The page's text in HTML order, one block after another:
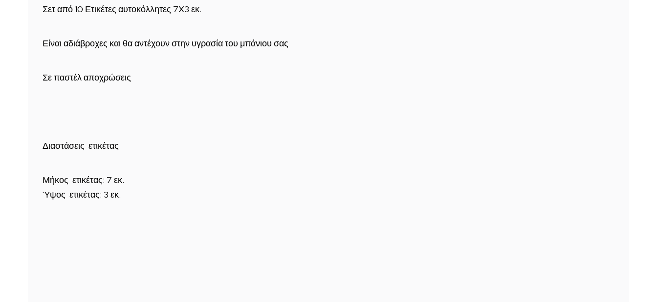
Σετ από 10 Ετικέτες αυτοκόλλητες 7Χ3 εκ.
Είναι αδιάβροχες και θα αντέχουν στην υγρασία του μπάνιου σας
Σε παστέλ αποχρώσεις
Διαστάσεις ετικέτας
Μήκος ετικέτας: 7 εκ.
Ύψος ετικέτας: 3 εκ.